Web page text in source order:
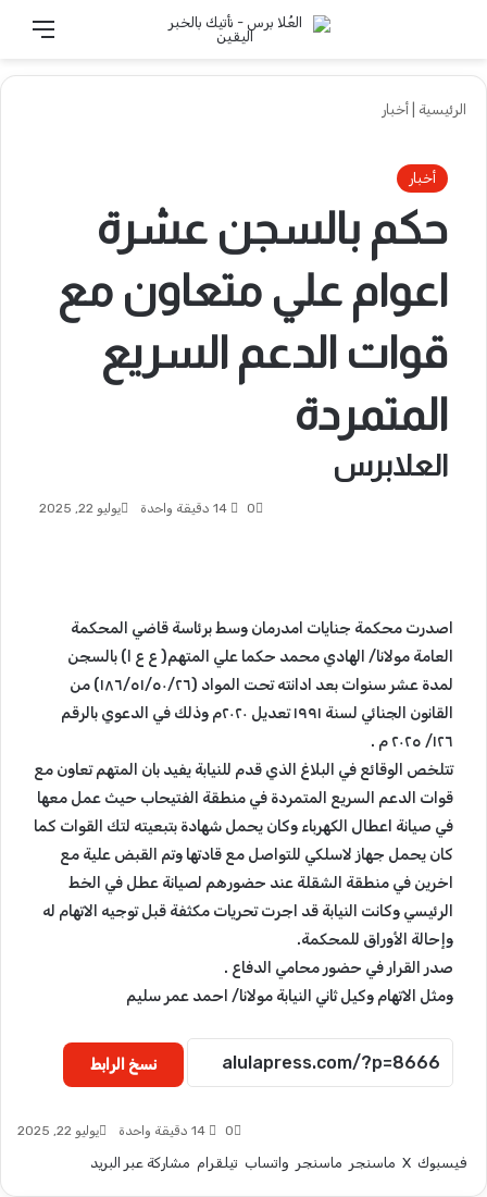
تسجيل الدخول
الرئيسية أخبار
أخبار
حكم بالسجن عشرة
اعوام علي متعاون مع
قوات الدعم السريع
المتمردة
العلابرس
يوليو 22, 2025 0 دقيقة واحدة
اصدرت محكمة جنايات امدرمان وسط برئاسة قاضي المحكمة
العامة مولانا/ الهادي محمد حكما علي المتهم( ع ع ا) بالسجن
لمدة عشر سنوات بعد ادانته تحت المواد (١٨٦/٥١/٥٠/٢٦) من
القانون الجنائي لسنة ١٩٩١ تعديل ٢٠٢٠م وذلك في الدعوي بالرقم
١٢٦/ ٢٠٢٥ م .
تتلخص الوقائع في البلاغ الذي قدم للنيابة يفيد بان المتهم تعاون مع
قوات الدعم السريع المتمردة في منطقة الفتيحاب حيث عمل معها
في صيانة اعطال الكهرباء وكان يحمل شهادة بتبعيته لتك القوات كما
كان يحمل جهاز لاسلكي للتواصل مع قادتها وتم القبض علية مع
اخرين في منطقة الشقلة عند حضورهم لصيانة عطل في الخط
الرئيسي وكانت النيابة قد اجرت تحريات مكثفة قبل توجيه الاتهام له
وإحالة الأوراق للمحكمة.
صدر القرار في حضور محامي الدفاع .
ومثل الاتهام وكيل ثاني النيابة مولانا/ احمد عمر سليم
نسخ الرابط
يوليو 22, 2025 0 دقيقة واحدة
فيسبوك ‫X ماسنجر ماسنجر واتساب تيلقرام مشاركة عبر البريد